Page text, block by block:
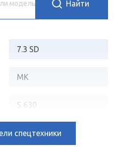
7.3 SD
MK
S 630
SL 35 DT
спецтехники